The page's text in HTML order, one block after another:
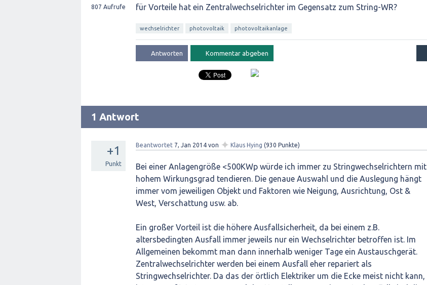
807 Aufrufe
für Vorteile hat ein Zentralwechselrichter im Gegensatz zum String-WR?
wechselrichter photovoltaik photovoltaikanlage
1 Antwort
+1
Punkt
Beantwortet 7, Jan 2014 von ✦ Klaus Hying (930 Punkte)
Bei einer Anlagengröße <500KWp würde ich immer zu Stringwechselrichtern mit
hohem Wirkungsgrad tendieren. Die genaue Auswahl und die Auslegung hängt
immer vom jeweiligen Objekt und Faktoren wie Neigung, Ausrichtung, Ost &
West, Verschattung usw. ab.
Ein großer Vorteil ist die höhere Ausfallsicherheit, da bei einem z.B.
altersbedingten Ausfall immer jeweils nur ein Wechselrichter betroffen ist. Im
Allgemeinen bekommt man dann innerhalb weniger Tage ein Austauschgerät.
Zentralwechselrichter werden bei einem Ausfall eher repariert als
Stringwechselrichter. Da das der örtlich Elektriker um die Ecke meist nicht kann,